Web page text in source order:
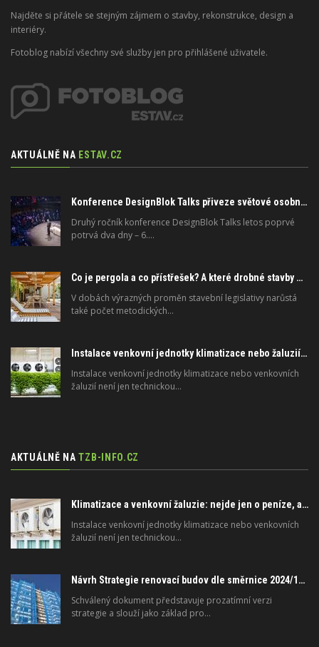
Najděte si přátele se stejným zájmem o stavby, rekonstrukce, design a
interiéry.
Fotoblog nabízí všechny své služby jen pro přihlášené uživatele.
AKTUÁLNĚ NA ESTAV.CZ
Konference DesignBlok Talks přiveze světové osobnosti designu a architektury
Druhý ročník konference DesignBlok Talks letos poprvé
potrvá dva dny – 6.…
Co je pergola a co přístřešek? A které drobné stavby musíte povolovat? Pomůže metodika
V dobách výrazných proměn stavební legislativy narůstá
také počet metodických…
Instalace venkovní jednotky klimatizace nebo žaluzií podléhá jasným právním pravidlům
Instalace venkovní jednotky klimatizace nebo venkovních
žaluzií není jen technickou…
AKTUÁLNĚ NA TZB-INFO.CZ
Klimatizace a venkovní žaluzie: nejde jen o peníze, ale i o právo
Instalace venkovní jednotky klimatizace nebo venkovních
žaluzií není jen technickou…
Návrh Strategie renovací budov dle směrnice 2024/1275/EU o energetické náročnosti budov
Schválený dokument představuje prozatímní verzi
strategie a slouží jako základ pro…